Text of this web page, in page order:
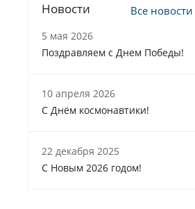
Новости Все новости
5 мая 2026
Поздравляем с Днем Победы!
10 апреля 2026
С Днём космонавтики!
22 декабря 2025
C Новым 2026 годом!